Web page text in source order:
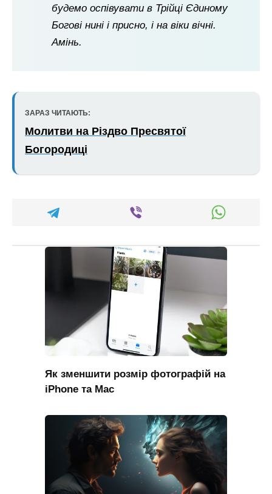
будемо оспівувати в Трійці Єдиному
Богові нині і присно, і на віки вічні.
Амінь.
ЗАРАЗ ЧИТАЮТЬ:
Молитви на Різдво Пресвятої
Богородиці
Як зменшити розмір фотографій на
iPhone та Mac